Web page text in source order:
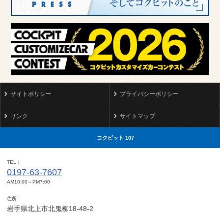
サイトポリシー プライバシーポリシー
リンク サイトマップ
コクピット 107
TEL
0197-63-7607
AM10:00～PM7:00
住所
岩手県北上市北鬼柳18-48-2